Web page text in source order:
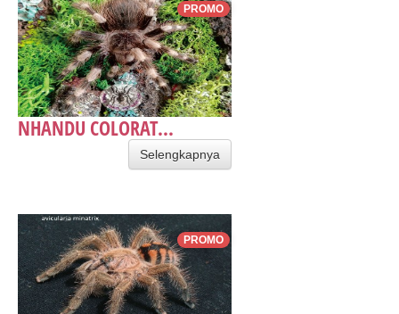
PROMO
NHANDU COLORAT...
Selengkapnya
PROMO